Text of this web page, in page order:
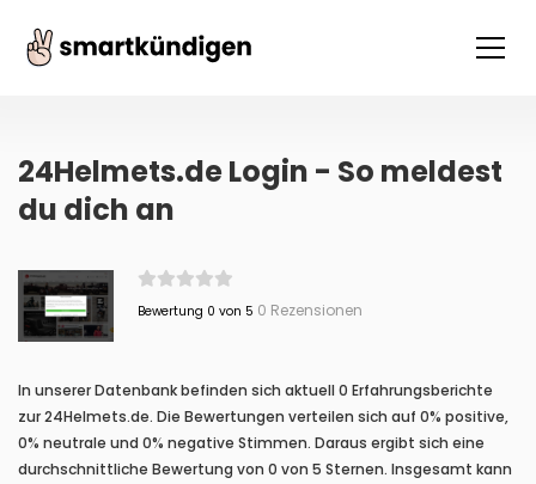
24Helmets.de Login - So meldest
du dich an
Bewertung 0 von 5 0 Rezensionen
In unserer Datenbank befinden sich aktuell 0 Erfahrungsberichte
zur 24Helmets.de. Die Bewertungen verteilen sich auf 0% positive,
0% neutrale und 0% negative Stimmen. Daraus ergibt sich eine
durchschnittliche Bewertung von 0 von 5 Sternen. Insgesamt kann